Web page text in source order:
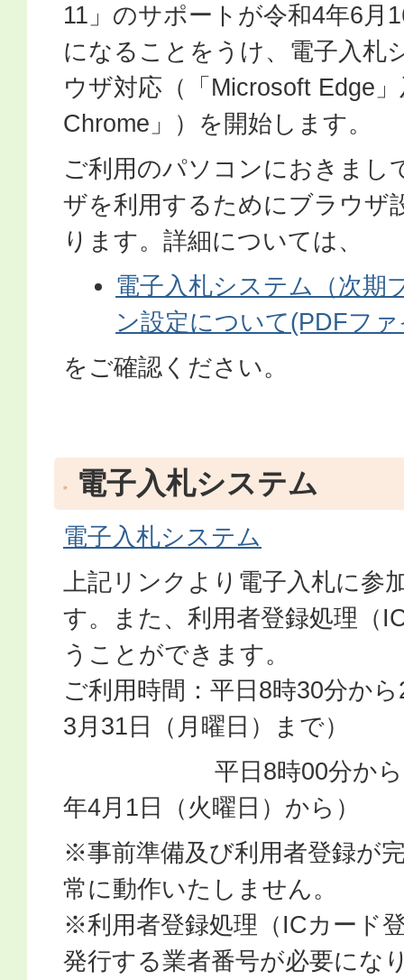
11」のサポートが令和4年6月
になることをうけ、電子入札
ウザ対応（「Microsoft Edge
Chrome」）を開始します。
ご利用のパソコンにおきまし
ザを利用するためにブラウザ
ります。詳細については、
電子入札システム（次期
ン設定について(PDFフ
をご確認ください。
電子入札システム
電子入札システム
上記リンクより電子入札に参
す。また、利用者登録処理（
うことができます。
ご利用時間：平日8時30分か
3月31日（月曜日）まで）
平日8時00分から22
年4月1日（火曜日）から）
※事前準備及び利用者登録が
常に動作いたしません。
※利用者登録処理（ICカード
発行する業者番号が必要にな